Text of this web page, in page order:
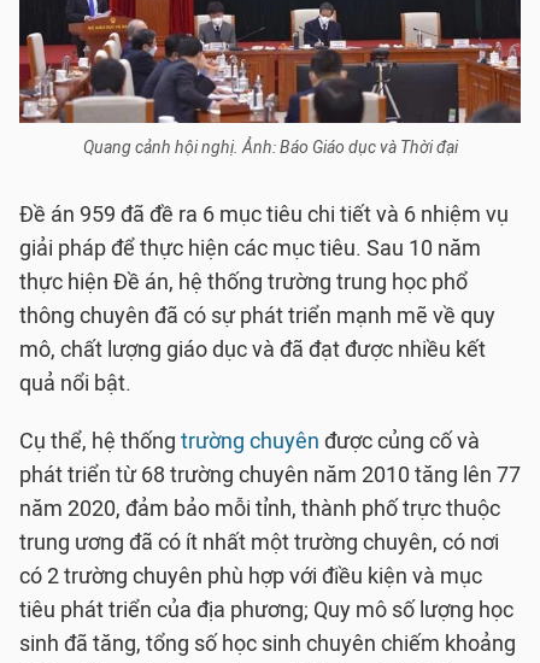
Quang cảnh hội nghị. Ảnh: Báo Giáo dục và Thời đại
Đề án 959 đã đề ra 6 mục tiêu chi tiết và 6 nhiệm vụ
giải pháp để thực hiện các mục tiêu. Sau 10 năm
thực hiện Đề án, hệ thống trường trung học phổ
thông chuyên đã có sự phát triển mạnh mẽ về quy
mô, chất lượng giáo dục và đã đạt được nhiều kết
quả nổi bật.
Cụ thể, hệ thống trường chuyên được củng cố và
phát triển từ 68 trường chuyên năm 2010 tăng lên 77
năm 2020, đảm bảo mỗi tỉnh, thành phố trực thuộc
trung ương đã có ít nhất một trường chuyên, có nơi
có 2 trường chuyên phù hợp với điều kiện và mục
tiêu phát triển của địa phương; Quy mô số lượng học
sinh đã tăng, tổng số học sinh chuyên chiếm khoảng